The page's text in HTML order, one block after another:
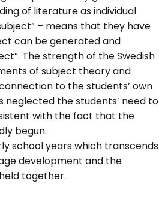
of literature as individual
– means that they have
can be generated and
The strength of the Swedish
of subject theory and
to the students’ own
neglected the students’ need to
with the fact that the
begun.
school years which transcends
development and the
together.